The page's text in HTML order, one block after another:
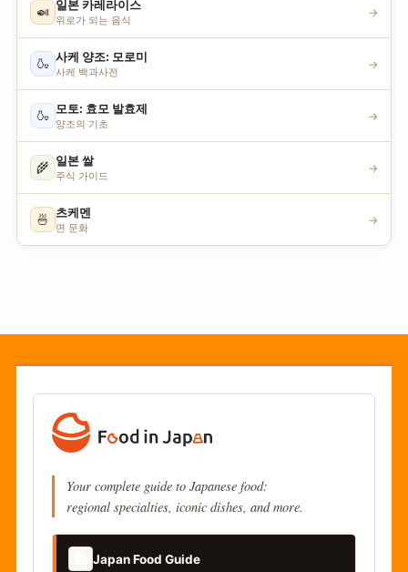
🍛 일본 카레라이스
위로가 되는 음식
→
🍶 사케 양조: 모로미
사케 백과사전
→
🍶 모토: 효모 발효제
양조의 기초
→
🌾 일본 쌀
주식 가이드
→
🍜 츠케멘
면 문화
→
Your complete guide to Japanese food:
regional specialties, iconic dishes, and more.
Japan Food Guide